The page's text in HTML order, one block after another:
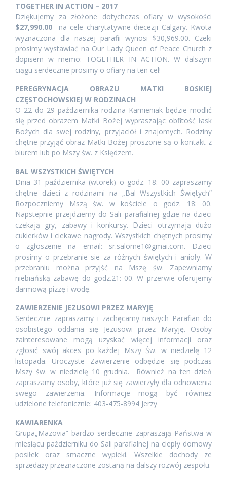
TOGETHER IN ACTION – 2017
Dziękujemy za złożone dotychczas ofiary w wysokości
$27,990.00
na cele charytatywne diecezji Calgary. Kwota
wyznaczona dla naszej parafii wynosi $30,969.00. Czeki
prosimy wystawiać na Our Lady Queen of Peace Church z
dopisem w memo: TOGETHER IN ACTION. W dalszym
ciągu serdecznie prosimy o ofiary na ten cel!
PEREGRYNACJA OBRAZU MATKI BOSKIEJ
CZĘSTOCHOWSKIEJ W RODZINACH
O 22 do 29 października rodzina Kamieniak będzie modlić
się przed obrazem Matki Bożej wypraszając obfitość łask
Bożych dla swej rodziny, przyjaciół i znajomych. Rodziny
chętne przyjąć obraz Matki Bożej proszone są o kontakt z
biurem lub po Mszy św. z Księdzem.
BAL WSZYSTKICH ŚWIĘTYCH
Dnia 31 października (wtorek) o godz. 18: 00 zapraszamy
chętne dzieci z rodzinami na „Bal Wszystkich Świętych”
Rozpoczniemy Mszą św. w kościele o godz. 18: 00.
Napstepnie przejdziemy do Sali parafialnej gdzie na dzieci
czekają gry, zabawy i konkursy. Dzieci otrzymają dużo
cukierków i ciekawe nagrody. Wszystkich chętnych prosimy
o zgłoszenie na email: sr.salome1@gmai.com. Dzieci
prosimy o przebranie sie za różnych świętych i anioły. W
przebraniu można przyjść na Mszę św. Zapewniamy
niebiańską zabawę do godz.21: 00. W przerwie oferujemy
darmową pizzę i wodę.
ZAWIERZENIE JEZUSOWI PRZEZ MARYJĘ
Serdecznie zapraszamy i zachęcamy naszych Parafian do
osobistego oddania się Jezusowi przez Maryję. Osoby
zainteresowane mogą uzyskać więcej informacji oraz
zgłosić swój akces po każdej Mszy Św. w niedzielę 12
listopada. Uroczyste Zawierzenie odbędzie się podczas
Mszy św. w niedzielę 10 grudnia. Również na ten dzień
zapraszamy osoby, które już się zawierzyły dla odnowienia
swego zawierzenia. Informacje mogą być również
udzielone telefonicznie: 403-475-8994 Jerzy
KAWIARENKA
Grupa„Mazovia” bardzo serdecznie zapraszają Państwa w
miesiącu październiku do Sali parafialnej na ciepły domowy
posiłek oraz smaczne wypieki. Wszelkie dochody ze
sprzedaży przeznaczone zostaną na dalszy rozwój zespołu.